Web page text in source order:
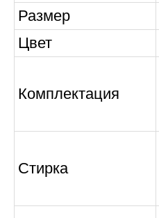
Размер
Цвет
Комплектация
Стирка